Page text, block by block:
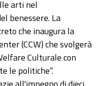
arti nel
benessere. La
che inaugura la
(CCW) che svolgerà
Culturale con
le politiche”.